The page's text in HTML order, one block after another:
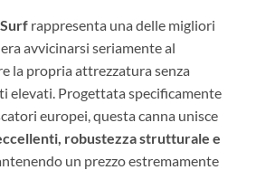
rappresenta una delle migliori
avvicinarsi seriamente al
la propria attrezzatura senza
elevati. Progettata specificamente
europei, questa canna unisce
robustezza strutturale e
un prezzo estremamente